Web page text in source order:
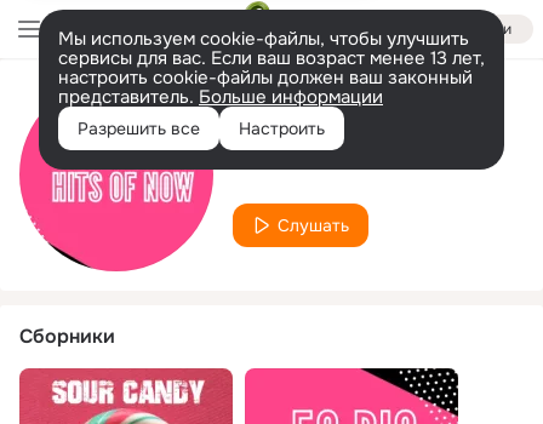
Войти
Мы используем cookie-файлы, чтобы улучшить
сервисы для вас. Если ваш возраст менее 13 лет,
настроить cookie-файлы должен ваш законный
представитель. Больше информации
Разрешить все Настроить
Исполнитель
Rainbow Chick
Слушать
Сборники